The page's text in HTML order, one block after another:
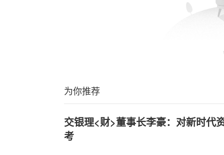
为你推荐
交银理<财>董事长李豪：对新时代
考